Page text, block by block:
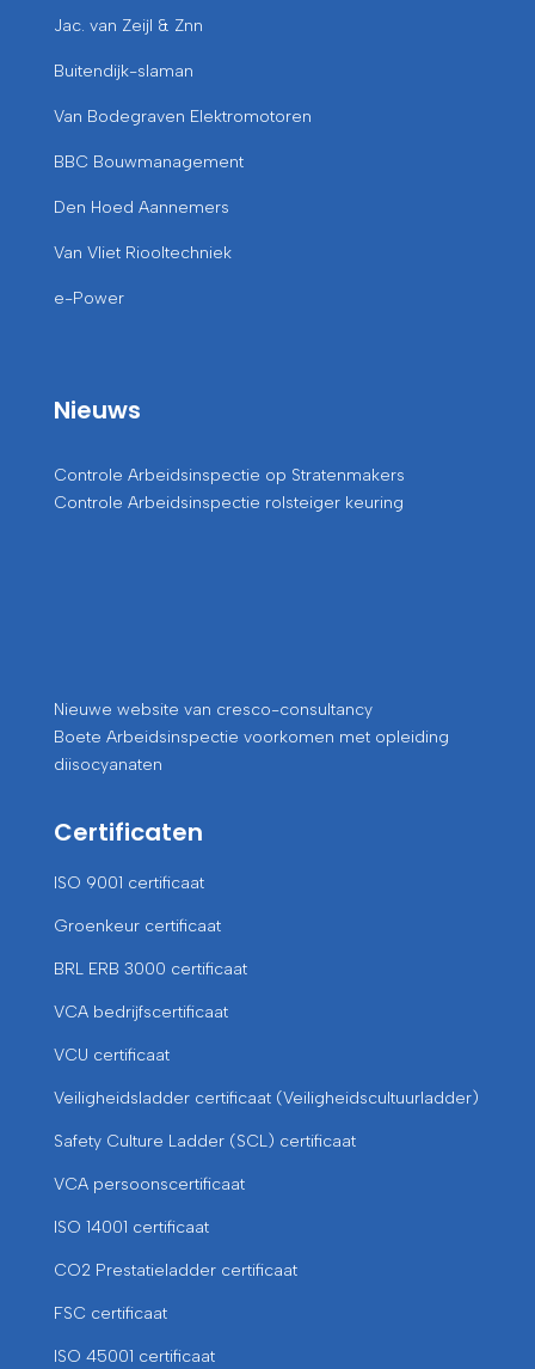
Jac. van Zeijl & Znn
Buitendijk-slaman
Van Bodegraven Elektromotoren
BBC Bouwmanagement
Den Hoed Aannemers
Van Vliet Riooltechniek
e-Power
Nieuws
Controle Arbeidsinspectie op Stratenmakers
Controle Arbeidsinspectie rolsteiger keuring
Nieuwe website van cresco-consultancy
Boete Arbeidsinspectie voorkomen met opleiding
diisocyanaten
Certificaten
ISO 9001 certificaat
Groenkeur certificaat
BRL ERB 3000 certificaat
VCA bedrijfscertificaat
VCU certificaat
Veiligheidsladder certificaat (Veiligheidscultuurladder)
Safety Culture Ladder (SCL) certificaat
VCA persoonscertificaat
ISO 14001 certificaat
CO2 Prestatieladder certificaat
FSC certificaat
ISO 45001 certificaat